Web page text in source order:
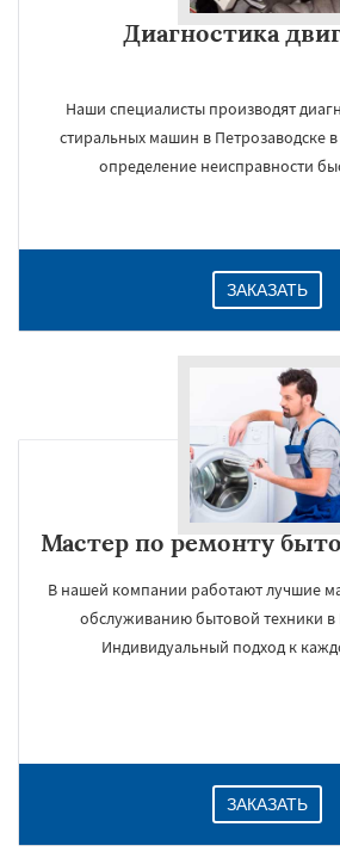
Диагностика
Наши специалисты производят
стиральных машин в Петрозаводске
определение неисправности
ЗАКАЗАТЬ
Мастер по ремонту
В нашей компании работают лучшие
обслуживанию бытовой техники в
Индивидуальный подход к
ЗАКАЗАТЬ